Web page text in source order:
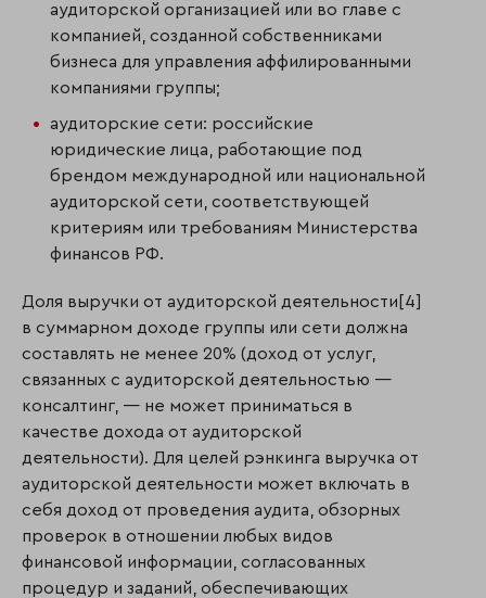
аудиторской организацией или во главе с
компанией, созданной собственниками
бизнеса для управления аффилированными
компаниями группы;
аудиторские сети: российские
юридические лица, работающие под
брендом международной или национальной
аудиторской сети, соответствующей
критериям или требованиям Министерства
финансов РФ.
Доля выручки от аудиторской деятельности[4]
в суммарном доходе группы или сети должна
составлять не менее 20% (доход от услуг,
связанных с аудиторской деятельностью —
консалтинг, — не может приниматься в
качестве дохода от аудиторской
деятельности). Для целей рэнкинга выручка от
аудиторской деятельности может включать в
себя доход от проведения аудита, обзорных
проверок в отношении любых видов
финансовой информации, согласованных
процедур и заданий, обеспечивающих